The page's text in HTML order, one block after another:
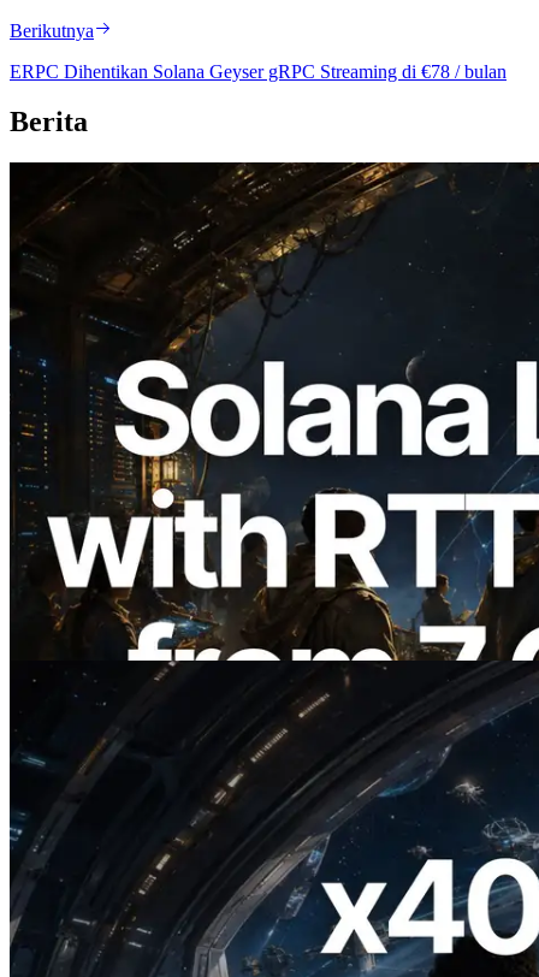
Berikutnya
ERPC Dihentikan Solana Geyser gRPC Streaming di €78 / bulan
Berita
2026.08.05
ERPC Memperluas Solana Leader Slot
API dengan Pengukuran Ping dari 7
Region Global — Validators Information
API Juga Diluncurkan
2026.07.04